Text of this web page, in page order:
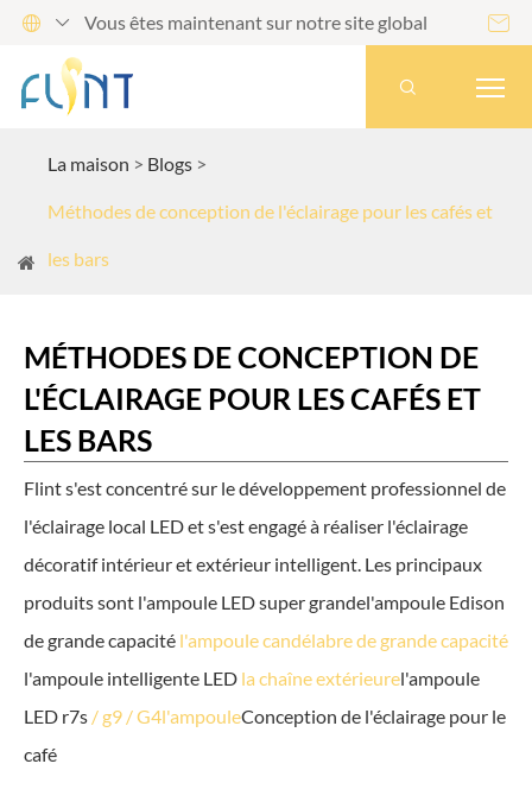
  Vous êtes maintenant sur notre site global 

La maison Blogs
Méthodes de conception de l'éclairage pour les cafés et
les bars
MÉTHODES DE CONCEPTION DE
L'ÉCLAIRAGE POUR LES CAFÉS ET
LES BARS
Flint s'est concentré sur le développement professionnel de
l'éclairage local LED et s'est engagé à réaliser l'éclairage
décoratif intérieur et extérieur intelligent. Les principaux
produits sont l'ampoule LED super grandel'ampoule Edison
de grande capacité l'ampoule candélabre de grande capacité
l'ampoule intelligente LED la chaîne extérieurel'ampoule
LED r7s / g9 / G4l'ampouleConception de l'éclairage pour le
café